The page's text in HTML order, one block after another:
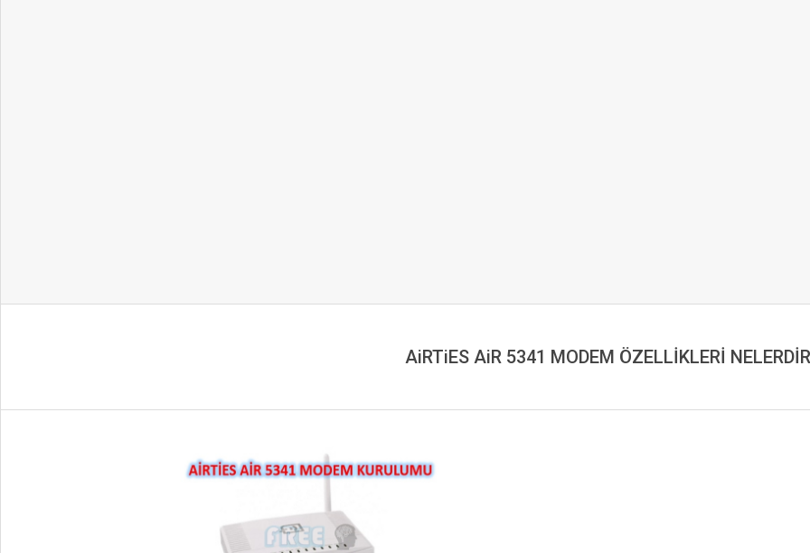
AiRTiES AiR 5341 MODEM ÖZELLİKLERİ NELERDİR